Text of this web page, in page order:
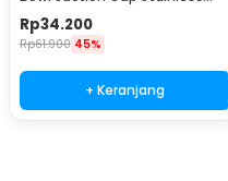
Steel Silikon with Lid - SGEE5
Rp34.200
Rp61.900 45%
+ Keranjang